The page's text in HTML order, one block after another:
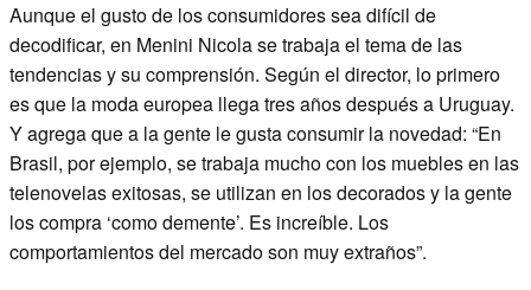
Aunque el gusto de los consumidores sea difícil de
decodificar, en Menini Nicola se trabaja el tema de las
tendencias y su comprensión. Según el director, lo primero
es que la moda europea llega tres años después a Uruguay.
Y agrega que a la gente le gusta consumir la novedad: “En
Brasil, por ejemplo, se trabaja mucho con los muebles en las
telenovelas exitosas, se utilizan en los decorados y la gente
los compra ‘como demente’. Es increíble. Los
comportamientos del mercado son muy extraños”.